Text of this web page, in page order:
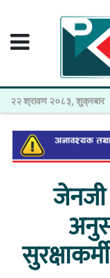
२२ श्रावण २०८३, शुक्रबार
जेनजी